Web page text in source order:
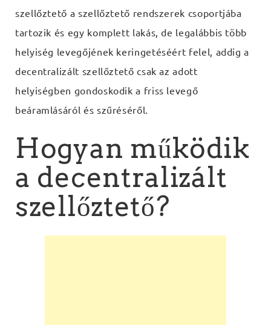
szellőztető a szellőztető rendszerek csoportjába
tartozik és egy komplett lakás, de legalábbis több
helyiség levegőjének keringetéséért felel, addig a
decentralizált szellőztető csak az adott
helyiségben gondoskodik a friss levegő
beáramlásáról és szűréséről.
Hogyan működik
a decentralizált
szellőztető?